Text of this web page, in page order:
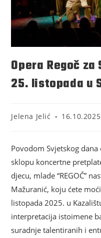
Opera Regoč
25. listopada u
Jelena Jelić 16.10.2025
Povodom Svjetskog
sklopu koncertne
djecu, mlade “REGOČ”
Mažuranić, koju ćete
listopada 2025. u
interpretacija istoimene
suradnje talentiranih i